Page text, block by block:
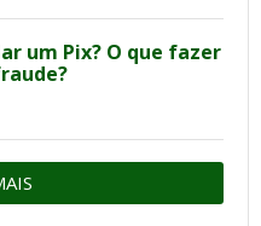
um Pix? O que fazer